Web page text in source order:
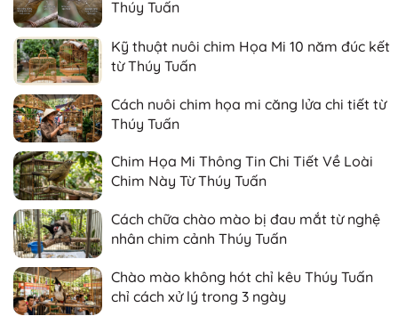
Thúy Tuấn
Kỹ thuật nuôi chim Họa Mi 10 năm đúc kết
từ Thúy Tuấn
Cách nuôi chim họa mi căng lửa chi tiết từ
Thúy Tuấn
Chim Họa Mi Thông Tin Chi Tiết Về Loài
Chim Này Từ Thúy Tuấn
Cách chữa chào mào bị đau mắt từ nghệ
nhân chim cảnh Thúy Tuấn
Chào mào không hót chỉ kêu Thúy Tuấn
chỉ cách xử lý trong 3 ngày